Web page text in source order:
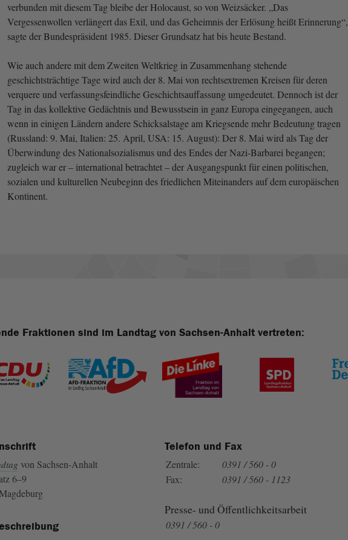
verbunden mit diesem Tag bleibe der Holocaust, so von Weizsäcker. „Das
Vergessenwollen verlängert das Exil, und das Geheimnis der Erlösung heißt Erinnerung“,
sagte der Bundespräsident 1985. Dieser Grundsatz hat bis heute Bestand.
Wie auch andere mit dem Zweiten Weltkrieg in Zusammenhang stehende
geschichtsträchtige Tage wird auch der 8. Mai von rechtsextremen Kreisen für deren
verquere und verfassungsfeindliche Geschichtsauffassung umgedeutet. Dennoch ist der
Tag in das kollektive Gedächtnis und Bewusstsein in ganz Europa eingegangen, auch
wenn in einigen Ländern andere Schicksalstage am Kriegsende mehr Bedeutung tragen
(Russland: 9. Mai, Italien: 25. April, USA: 15. August): Der 8. Mai wird als Tag der
Überwindung des Nationalsozialismus und des Endes der Nazi-Barbarei begangen;
zugleich war er – international betrachtet – der Ausgangspunkt für einen politischen,
sozialen und kulturellen Neubeginn des friedlichen Miteinanders auf dem europäischen
Kontinent.
Fraktionen sind im Landtag von Sachsen-Anhalt vertreten:
von Sachsen-Anhalt
6–9
Telefon und Fax
Zentrale:
0391 / 560 - 0
Fax:
0391 / 560 - 1123
Presse- und Öffentlichkeitsarbeit
0391 / 560 - 0